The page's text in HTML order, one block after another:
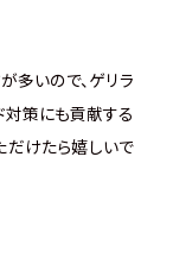
多いので、ゲリラ
対策にも貢献する
だけたら嬉しいで